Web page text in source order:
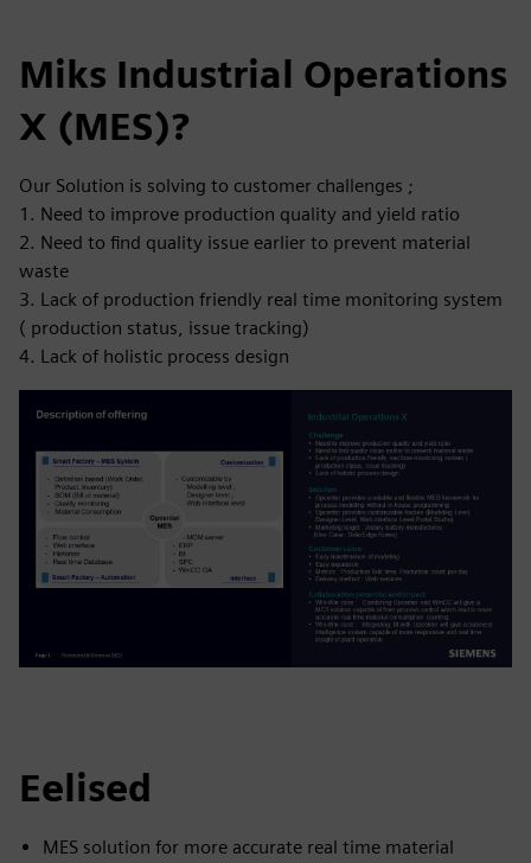
Miks Industrial Operations
X (MES)?
Our Solution is solving to customer challenges ;
1. Need to improve production quality and yield ratio
2. Need to find quality issue earlier to prevent material
waste
3. Lack of production friendly real time monitoring system
( production status, issue tracking)
4. Lack of holistic process design
Eelised
MES solution for more accurate real time material